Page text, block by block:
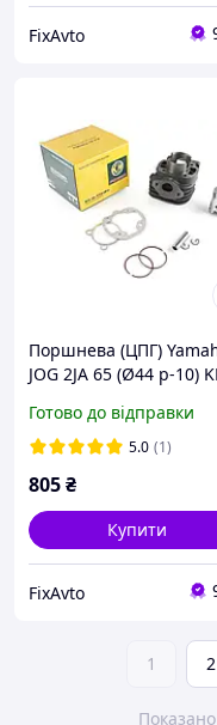
FixAvto
Поршнева (ЦПГ)
JOG 2JA 65 (Ø44 p-10)
Готово до відправки
5.0 (1)
805₴
Купити
FixAvto
1 2